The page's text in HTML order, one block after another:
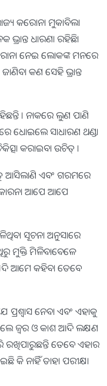
କରୋନା ମୁକାବିଲା
ଧାରଣା ରହିଛି।
ନେଇ ଲୋକଙ୍କ ମନରେ
କଣ ସେହି ଭ୍ରାନ୍ତ
। ନାକରେ ଲୁଣ ପାଣି
ଧୋଇଲେ ସାଧାରଣ ଥଣ୍ଡା
କରାଇବା ଉଚିତ୍ ।
ଋତୁ ଆସିଲାଣି ଏବଂ ଗରମରେ
ଆପେ ଆପେ
ସୂଚନା ଅନୁସାରେ
ମୁକ୍ତି ମିଳିବାବେଳେ
ଆମେ କହିବା ତେବେ
ନେବା ଏବଂ ଏହାକୁ
ଜ୍ୱର ଓ କାଶ ଆଦି ଲକ୍ଷଣ
ରଖିପାରୁଛନ୍ତି ତେବେ ଏହାର
କି ନାହିଁ ତାହା ପରୀକ୍ଷା